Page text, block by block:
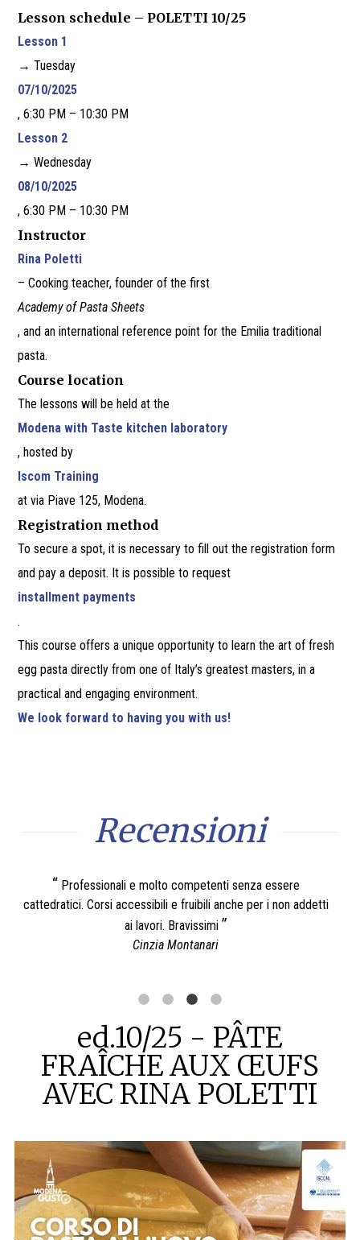
Lesson schedule – POLETTI 10/25
Lesson 1
→ Tuesday
07/10/2025
, 6:30 PM – 10:30 PM
Lesson 2
→ Wednesday
08/10/2025
, 6:30 PM – 10:30 PM
Instructor
Rina Poletti
– Cooking teacher, founder of the first
Academy of Pasta Sheets
, and an international reference point for the Emilia traditional
pasta.
Course location
The lessons will be held at the
Modena with Taste kitchen laboratory
, hosted by
Iscom Training
at via Piave 125, Modena.
Registration method
To secure a spot, it is necessary to fill out the registration form
and pay a deposit. It is possible to request
installment payments
.
This course offers a unique opportunity to learn the art of fresh
egg pasta directly from one of Italy’s greatest masters, in a
practical and engaging environment.
We look forward to having you with us!
Recensioni
Corsi molto belli e interessanti sia per amatori che
professionisti. Personale preparato e varietà di proposte e la
scuola di cucina è molto bella.
Fabrizia Ferri
ed.10/25 - PÂTE
FRAÎCHE AUX ŒUFS
AVEC RINA POLETTI